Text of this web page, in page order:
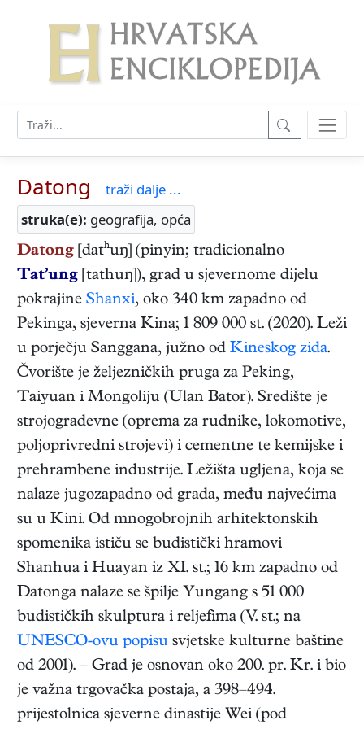
Datong
traži dalje ...
struka(e): geografija, opća
Datong [datʰuŋ] (pinyin; tradicionalno
Tat’ung [tathuŋ]), grad u sjevernome dijelu
pokrajine Shanxi, oko 340 km zapadno od
Pekinga, sjeverna Kina; 1 809 000 st. (2020). Leži
u porječju Sanggana, južno od Kineskog zida.
Čvorište je željezničkih pruga za Peking,
Taiyuan i Mongoliju (Ulan Bator). Središte je
strojograđevne (oprema za rudnike, lokomotive,
poljoprivredni strojevi) i cementne te kemijske i
prehrambene industrije. Ležišta ugljena, koja se
nalaze jugozapadno od grada, među najvećima
su u Kini. Od mnogobrojnih arhitektonskih
spomenika ističu se budistički hramovi
Shanhua i Huayan iz XI. st.; 16 km zapadno od
Datonga nalaze se špilje Yungang s 51 000
budističkih skulptura i reljefima (V. st.; na
UNESCO-ovu popisu svjetske kulturne baštine
od 2001). – Grad je osnovan oko 200. pr. Kr. i bio
je važna trgovačka postaja, a 398–494.
prijestolnica sjeverne dinastije Wei (pod